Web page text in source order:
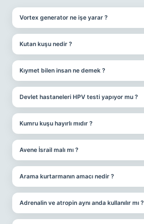
Vortex generator ne işe yarar ?
Kutan kuşu nedir ?
Kıymet bilen insan ne demek ?
Devlet hastaneleri HPV testi yapıyor mu ?
Kumru kuşu hayırlı mıdır ?
Avene İsrail malı mı ?
Arama kurtarmanın amacı nedir ?
Adrenalin ve atropin aynı anda kullanılır mı ?